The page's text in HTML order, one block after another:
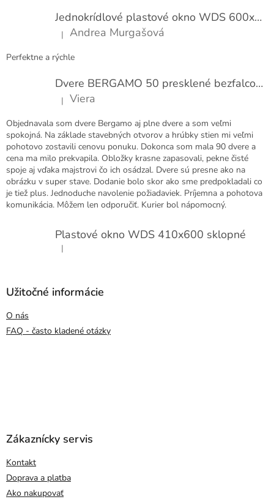
Jednokrídlové plastové okno WDS 600x1000
Hodnotenie produktu je 5 z 5 hviezdičiek.
| Andrea Murgašová
Perfektne a rýchle
Dvere BERGAMO 50 presklené bezfalcové EXTRA
Hodnotenie produktu je 5 z 5 hviezdičiek.
| Viera
Objednavala som dvere Bergamo aj plne dvere a som veľmi
spokojná. Na základe stavebných otvorov a hrúbky stien mi veľmi
pohotovo zostavili cenovu ponuku. Dokonca som mala 90 dvere a
cena ma milo prekvapila. Obložky krasne zapasovali, pekne čisté
spoje aj vďaka majstrovi čo ich osádzal. Dvere sú presne ako na
obrázku v super stave. Dodanie bolo skor ako sme predpokladali co
je tiež plus. Jednoduche navolenie požiadaviek. Príjemna a pohotova
komunikácia. Môžem len odporučiť. Kurier bol nápomocný.
Plastové okno WDS 410x600 sklopné
Hodnotenie produktu je 5 z 5 hviezdičiek.
|
Užitočné informácie
O nás
FAQ - často kladené otázky
Zákaznícky servis
Kontakt
Doprava a platba
Ako nakupovať